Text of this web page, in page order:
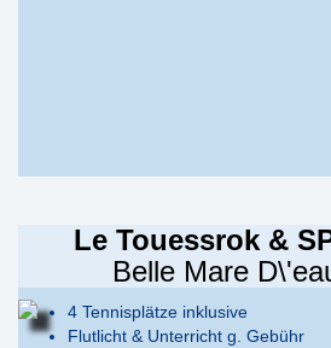
Le Touessrok &
Belle Mare
4 Tennisplätze inklusive
Flutlicht & Unterricht g. Gebühr